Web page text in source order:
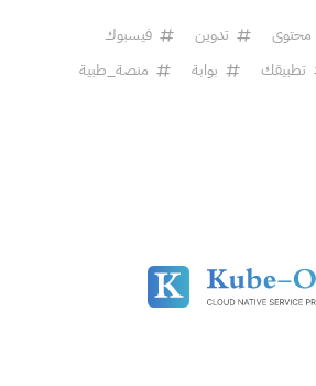
محتوى تدوين
فيسبوك
تطبيقك بوابة منصة_طبية